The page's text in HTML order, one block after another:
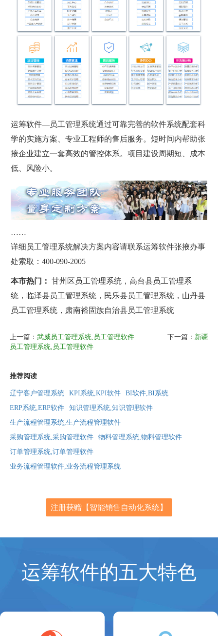
运筹软件—员工管理系统通过可靠完善的软件系统配套科
学的实施方案、专业工程师的售后服务。短时间内帮助张
掖企业建立一套高效的管控体系。项目建设周期短、成本
低、风险小。
……
详细员工管理系统解决方案内容请联系运筹软件张掖办事
处索取：400-090-2005
本市热门： 甘州区员工管理系统，高台县员工管理系
统，临泽县员工管理系统，民乐县员工管理系统，山丹县
员工管理系统，肃南裕固族自治县员工管理系统
上一篇： 武威员工管理系统,员工管理软件 下一篇： 新疆
员工管理系统,员工管理软件
推荐阅读
辽宁客户管理系统 KPI系统,KPI软件
BI软件,BI系统
ERP系统,ERP软件
知识管理系统,知识管理软件
生产流程管理系统,生产流程管理软件
采购管理系统,采购管理软件
物料管理系统,物料管理软件
订单管理系统,订单管理软件
业务流程管理软件,业务流程管理系统
注册获赠【智能销售自动化系统】
运筹软件的五大特色